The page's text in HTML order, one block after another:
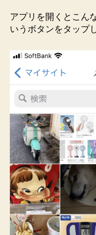
アプリを開くとこん
いうボタンをタップ